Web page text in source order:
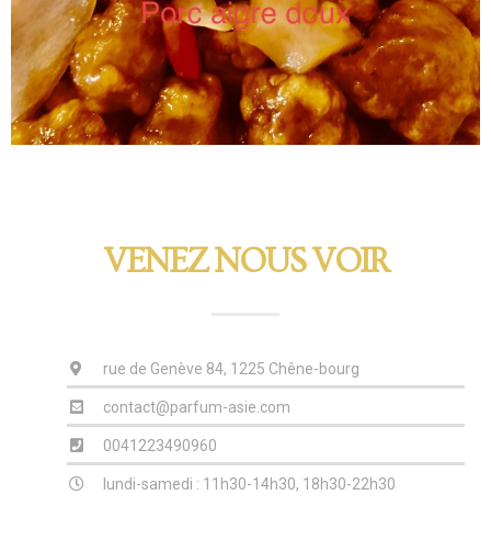
VENEZ NOUS VOIR
rue de Genève 84, 1225 Chêne-bourg
contact@parfum-asie.com
0041223490960
lundi-samedi : 11h30-14h30, 18h30-22h30